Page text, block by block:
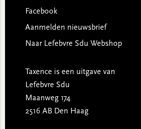
Facebook
Aanmelden nieuwsbrief
Naar Lefebvre Sdu Webshop
Taxence is een uitgave van
Lefebvre Sdu
Maanweg 174
2516 AB Den Haag